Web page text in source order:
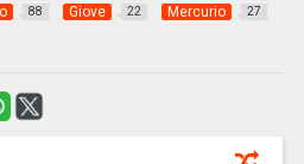
88 Giove 22 Mercurio 27